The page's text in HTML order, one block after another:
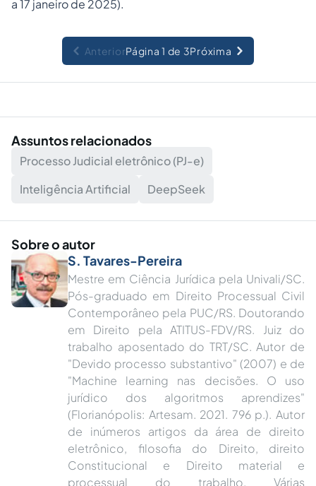
a 17 janeiro de 2025).
AnteriorPágina 1 de 3Próxima
Assuntos relacionados
Processo Judicial eletrônico (PJ-e)
Inteligência Artificial
DeepSeek
Sobre o autor
S. Tavares-Pereira
Mestre em Ciência Jurídica pela Univali/SC.
Pós-graduado em Direito Processual Civil
Contemporâneo pela PUC/RS. Doutorando
em Direito pela ATITUS-FDV/RS. Juiz do
trabalho aposentado do TRT/SC. Autor de
"Devido processo substantivo" (2007) e de
"Machine learning nas decisões. O uso
jurídico dos algoritmos aprendizes"
(Florianópolis: Artesam. 2021. 796 p.︎). Autor
de inúmeros artigos da área de direito
eletrônico, filosofia do Direito, direito
Constitucional e Direito material e
processual do trabalho. Várias